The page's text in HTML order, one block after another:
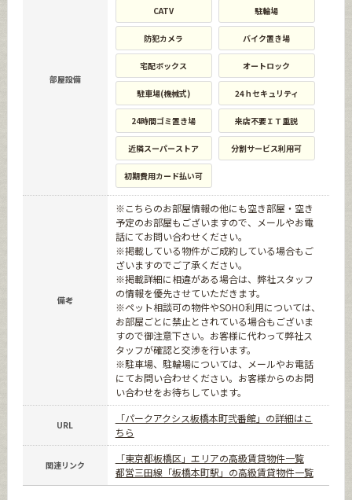
部屋設備
CATV 駐輪場
防犯カメラ バイク置き場
宅配ボックス オートロック
駐車場(機械式) 24ｈセキュリティ
24時間ゴミ置き場 来店不要ＩＴ重説
近隣スーパーストア 分割サービス利用可
初期費用カード払い可
備考
※こちらのお部屋情報の他にも空き部屋・空き
予定のお部屋もございますので、メールやお電
話にてお問い合わせください。
※掲載している物件がご成約している場合もご
ざいますのでご了承ください。
※掲載詳細に相違がある場合は、弊社スタッフ
の情報を優先させていただきます。
※ペット相談可の物件やSOHO利用については、
お部屋ごとに禁止とされている場合もございま
すので御注意下さい。お客様に代わって弊社ス
タッフが確認と交渉を行います。
※駐車場、駐輪場については、メールやお電話
にてお問い合わせください。お客様からのお問
い合わせをお待ちしています。
URL
「パークアクシス板橋本町弐番館」の詳細はこ
ちら
関連リンク
「東京都板橋区」エリアの高級賃貸物件一覧
都営三田線「板橋本町駅」の高級賃貸物件一覧